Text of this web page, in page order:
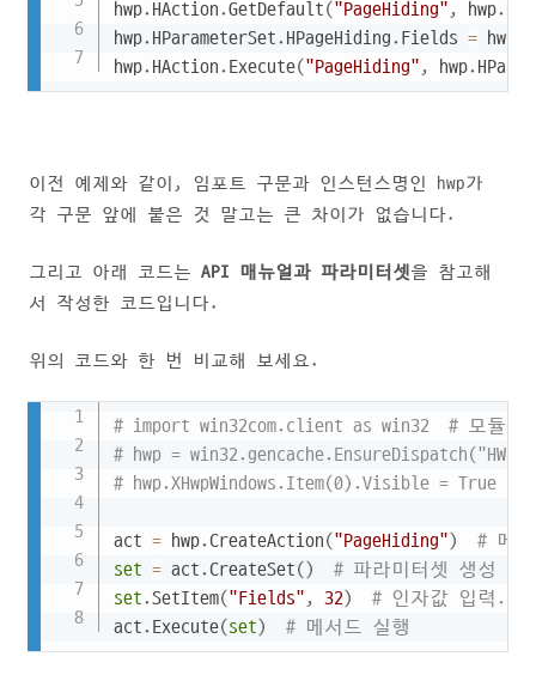
hwp. HAction.GetDefault("PageHiding" , hwp.
hwp. HParameterSet. HPageHiding. Fields = hwp
hwp. HAction. Execute("PageHiding" , hwp.
이전 예제와 같이, 임포트 구문과 인스턴스명인 hwp가
각 구문 앞에 붙은 것 말고는 큰 차이가 없습니다.
그리고 아래 코드는 API 매뉴얼과 파라미터셋을 참고해
서 작성한 코드입니다.
위의 코드와 한 번 비교해 보세요.
# import win32com.client as win32  # 모듈 임
# hwp =
# hwp.XHwpWindows.Item(0).Visible = True  #
act = hwp.CreateAction("PageHiding")
# 메
set = act.CreateSet()
# 파라미터셋 생성
set.SetItem("Fields" , 32)
# 인자값 입력.
act. Execute(set) # 메서드 실행
Copy